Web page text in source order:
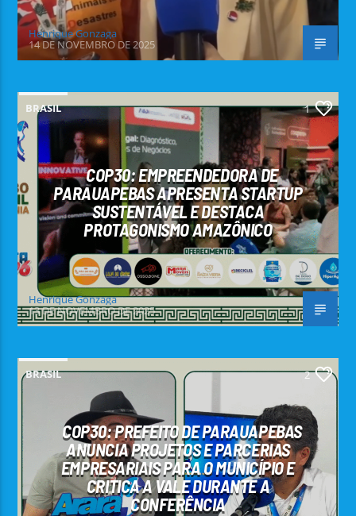
Henrique Gonzaga
14 DE NOVEMBRO DE 2025
BRASIL 1
COP30: EMPREENDEDORA DE
PARAUAPEBAS APRESENTA STARTUP
SUSTENTÁVEL E DESTACA
PROTAGONISMO AMAZÔNICO
Henrique Gonzaga
13 DE NOVEMBRO DE 2025
BRASIL 2
COP30: PREFEITO DE PARAUAPEBAS
ANUNCIA PROJETOS E PARCERIAS
EMPRESARIAIS PARA O MUNICÍPIO E
CRITICA A VALE DURANTE A
CONFERÊNCIA